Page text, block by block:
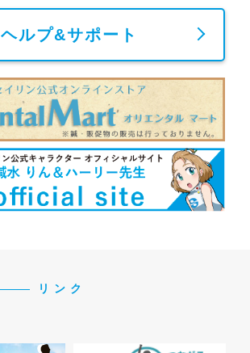
ヘルプ&サポート
リンク